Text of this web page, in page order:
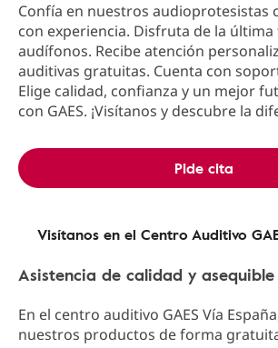
Confía en nuestros audioprotesistas
con experiencia. Disfruta de la
audífonos. Recibe atención
auditivas gratuitas. Cuenta con
Elige calidad, confianza y un mejor
con GAES. ¡Visítanos y descubre la
Pide cita
Visítanos en el Centro Auditivo
Asistencia de calidad y asequible
En el centro auditivo GAES Vía
nuestros productos de forma